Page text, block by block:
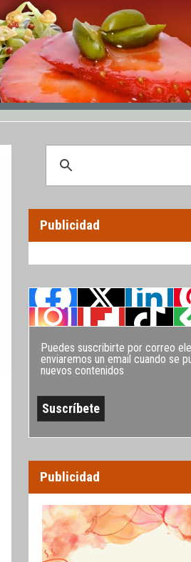
Publicidad
Puedes suscribirte por correo
enviaremos un email cuando se
nuevos contenidos
Publicidad